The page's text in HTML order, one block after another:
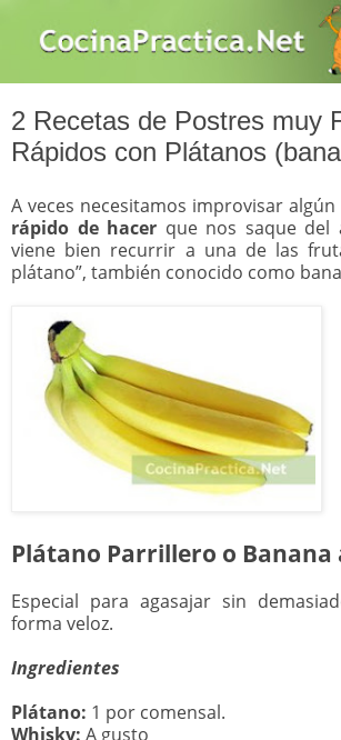
2 Recetas de Postres muy
Rápidos con Plátanos
A veces necesitamos improvisar algún
rápido de hacer que nos saque del
viene bien recurrir a una de las
plátano”, también conocido como
Plátano Parrillero o Banana
Especial para agasajar sin
forma veloz.
Ingredientes
Plátano: 1 por comensal.
Whisky: A gusto